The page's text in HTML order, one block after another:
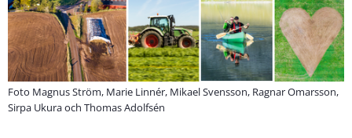
Foto Magnus Ström, Marie Linnér, Mikael Svensson, Ragnar Omarsson,
Sirpa Ukura och Thomas Adolfsén